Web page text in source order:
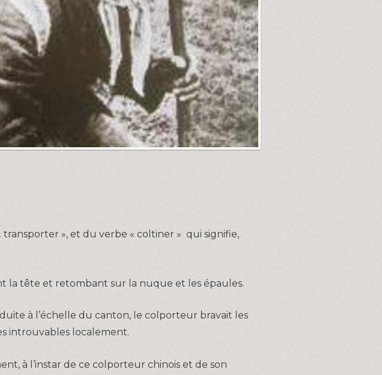
», et du verbe « coltiner » qui signifie,
la tête et retombant sur la nuque et les épaules.
à l’échelle du canton, le colporteur bravait les
introuvables localement.
à l’instar de ce colporteur chinois et de son